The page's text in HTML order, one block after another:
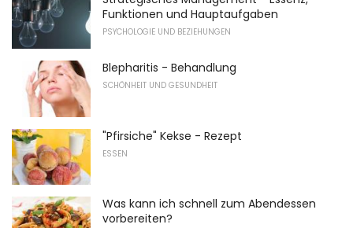
Funktionen und Hauptaufgaben
PSYCHOLOGIE UND BEZIEHUNGEN
Blepharitis - Behandlung
SCHÖNHEIT UND GESUNDHEIT
"Pfirsiche" Kekse - Rezept
ESSEN
Was kann ich schnell zum Abendessen
vorbereiten?